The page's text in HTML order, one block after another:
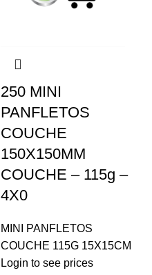
250 MINI
PANFLETOS
COUCHE
150X150MM
COUCHE – 115g –
4X0
MINI PANFLETOS
COUCHE 115G 15X15CM
Login to see prices